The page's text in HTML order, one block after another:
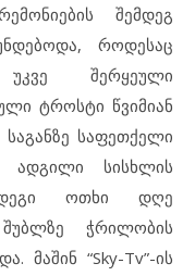
შემდეგ
როდესაც
შერყეული
ტროსტი წვიმიან
საფეთქელი
ადგილი სისხლის
ოთხი დღე
ჭრილობის
მაშინ “Sky-Tv”-ის